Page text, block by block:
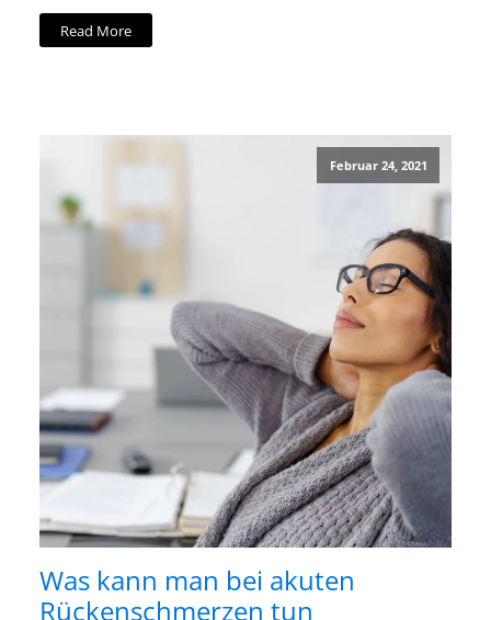
Read More
Februar 24, 2021
Was kann man bei akuten
Rückenschmerzen tun